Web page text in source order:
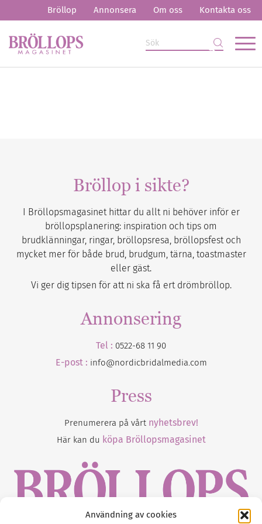
Användning av cookies
Bröllop Annonsera Om oss Kontakta oss
Bröllop i sikte?
I Bröllopsmagasinet hittar du allt ni behöver inför er
bröllopsplanering: inspiration och tips om
brudklänningar, ringar, bröllopsresa, bröllopsfest och
mycket mer för både brud, brudgum, tärna, toastmaster
eller gäst.
Vi ger dig tipsen för att ni ska få ert drömbröllop.
Annonsering
Tel : 0522-68 11 90
E-post : info@nordicbridalmedia.com
Press
Prenumerera på vårt nyhetsbrev!
Här kan du köpa Bröllopsmagasinet